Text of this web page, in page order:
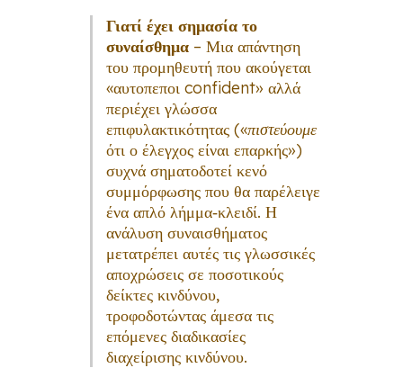
Γιατί έχει σημασία το
συναίσθημα – Μια απάντηση
του προμηθευτή που ακούγεται
«αυτοπεποι confident» αλλά
περιέχει γλώσσα
επιφυλακτικότητας («πιστεύουμε
ότι ο έλεγχος είναι επαρκής»)
συχνά σηματοδοτεί κενό
συμμόρφωσης που θα παρέλειγε
ένα απλό λήμμα‑κλειδί. Η
ανάλυση συναισθήματος
μετατρέπει αυτές τις γλωσσικές
αποχρώσεις σε ποσοτικούς
δείκτες κινδύνου,
τροφοδοτώντας άμεσα τις
επόμενες διαδικασίες
διαχείρισης κινδύνου.